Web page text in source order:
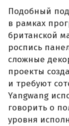
Подобный
в рамках
британской
роспись
сложные
проекты
и требуют
Yangwang
говорить о
уровня